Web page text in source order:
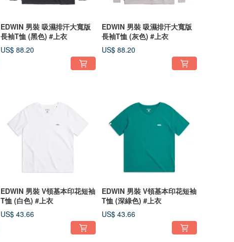
EDWIN 男裝 吸濕排汗大寬版
長袖T恤 (黑色) #上衣
US$ 88.20
EDWIN 男裝 吸濕排汗大寬版
長袖T恤 (灰色) #上衣
US$ 88.20
EDWIN 男裝 V領基本印花短袖
T恤 (白色) #上衣
US$ 43.66
EDWIN 男裝 V領基本印花短袖
T恤 (深綠色) #上衣
US$ 43.66